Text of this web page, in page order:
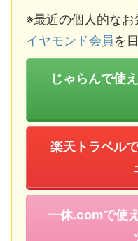
※最近の個人的なお
イヤモンド会員を
じゃらんで使
楽天トラベル
一休.comで使